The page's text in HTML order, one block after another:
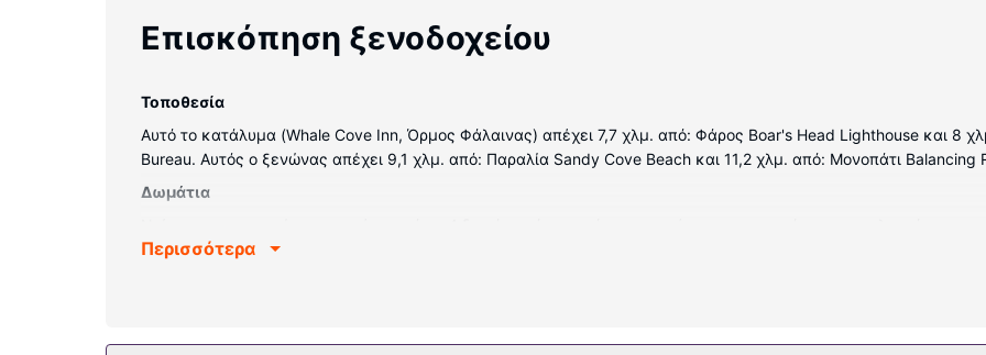
Επισκόπηση ξενοδοχείου
Τοποθεσία
Αυτό το κατάλυμα (Whale Cove Inn, Όρμος Φάλαινας) απέχει 7,7 χλμ. από: Φάρος Boar's Head Lighthouse και 8
Bureau. Αυτός ο ξενώνας απέχει 9,1 χλμ. από: Παραλία Sandy Cove Beach και 11,2 χλμ. από: Μονοπάτι Balancing
Δωμάτια
κοινόχρηστη κουζίνα. Mπορείτε να είστε πάντα online με δωρεάν ασύρματη πρόσβαση στο ίντερνετ κι επίσης
Περισσότερα